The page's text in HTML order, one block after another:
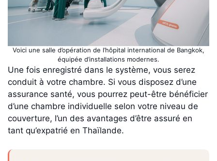
Voici une salle d’opération de l’hôpital international de Bangkok,
équipée d’installations modernes.
Une fois enregistré dans le système, vous serez
conduit à votre chambre. Si vous disposez d’une
assurance santé, vous pourrez peut-être bénéficier
d’une chambre individuelle selon votre niveau de
couverture, l’un des avantages d’être assuré en
tant qu’expatrié en Thaïlande.